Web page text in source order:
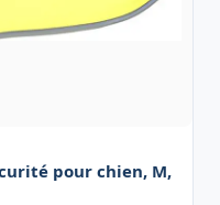
pour chien, M,